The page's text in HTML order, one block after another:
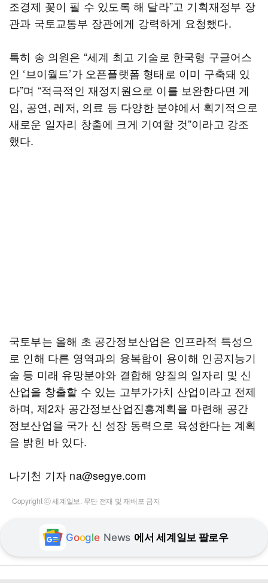
조경제 꽃이 필 수 있도록 해 달라”고 기획재정부 장
관과 국토교통부 장관에게 강력하게 요청했다.
특히 송 의원은 “세계 최고 기술로 한국형 구글어스
인 ‘브이월드’가 오픈플랫폼 형태로 이미 구축돼 있
다”며 “적극적인 재정지원으로 이를 보완한다면 게
임, 공연, 레저, 의료 등 다양한 분야에서 획기적으로
새로운 일자리 창출에 크게 기여할 것”이라고 강조
했다.
국토부는 올해 초 공간정보산업은 인프라적 특성으
로 인해 다른 영역과의 융복합이 용이해 인공지능기
술 등 미래 유망분야와 결합해 양질의 일자리 및 신
산업을 창출할 수 있는 고부가가치 산업이라고 전제
하며, 제2차 공간정보산업진흥계획을 마련해 공간
정보산업을 국가 신 성장 동력으로 육성한다는 계획
을 밝힌 바 있다.
나기천 기자 na@segye.com
Copyright ⓒ 세계일보. 무단 전재 및 재배포 금지
Google News 에서 세계일보 팔로우